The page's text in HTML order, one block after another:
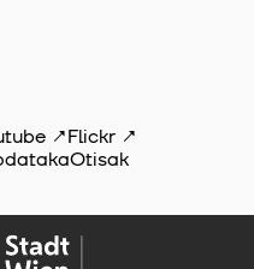
Flickr
Otisak